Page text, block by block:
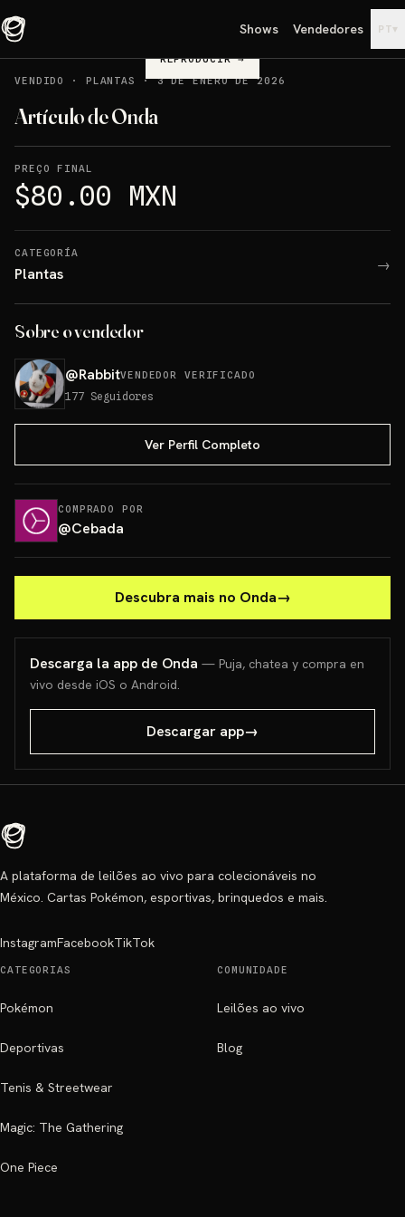
Shows Vendedores PT▾
REPRODUCIR→
VENDIDO
· PLANTAS ·3 DE ENERO DE 2026
Artículo de Onda
PREÇO FINAL
$80.00 MXN
CATEGORÍA
Plantas →
Sobre o vendedor
@RabbitVENDEDOR VERIFICADO
177 Seguidores
Ver Perfil Completo
COMPRADO POR
@Cebada
Descubra mais no Onda→
Descarga la app de Onda — Puja, chatea y compra en
vivo desde iOS o Android.
Descargar app→
A plataforma de leilões ao vivo para colecionáveis no
México. Cartas Pokémon, esportivas, brinquedos e mais.
InstagramFacebookTikTok
CATEGORIAS
Pokémon
Deportivas
Tenis & Streetwear
Magic: The Gathering
One Piece
COMUNIDADE
Leilões ao vivo
Blog